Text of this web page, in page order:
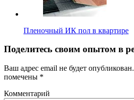
Пленочный ИК пол в квартире
Поделитесь своим опытом в
Ваш адрес email не будет опубликован.
помечены *
Комментарий